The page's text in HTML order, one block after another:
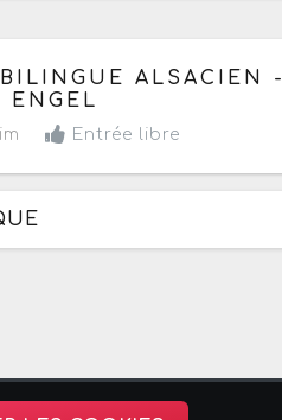
à partir de 15h30ALSACIEN -
ENGEL
Entrée libre